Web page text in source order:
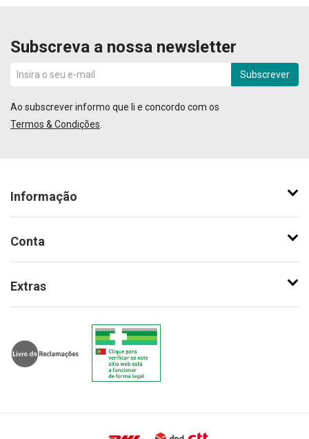
Subscreva a nossa newsletter
Subscrever
Ao subscrever informo que li e concordo com os
Termos & Condições
Informação
Conta
Extras